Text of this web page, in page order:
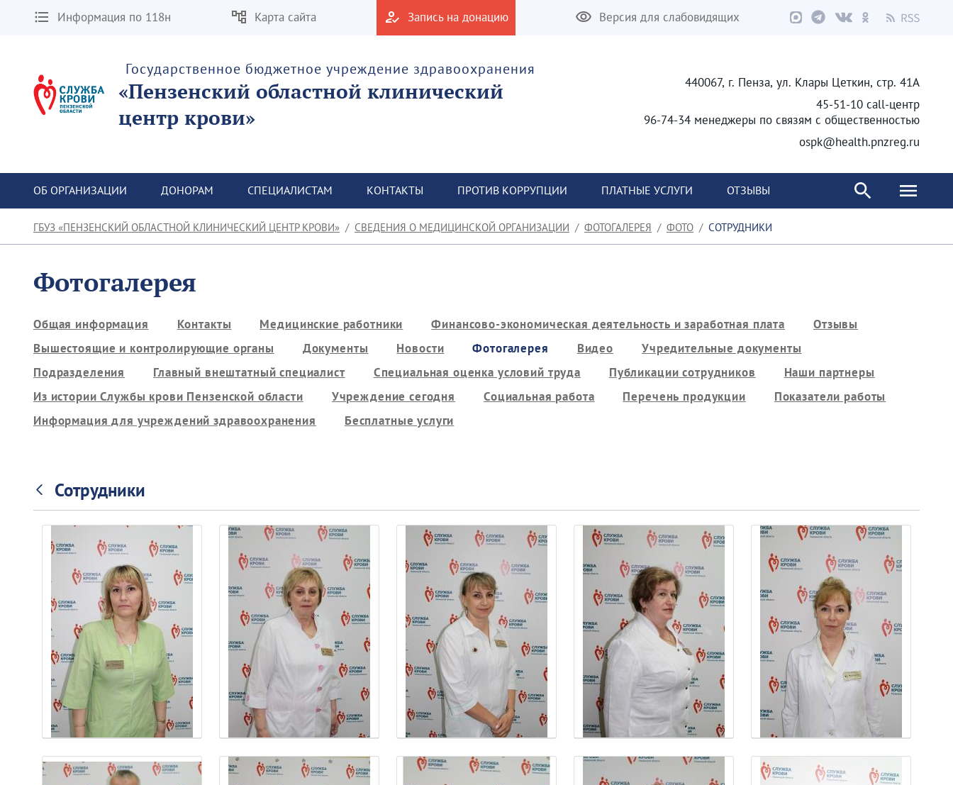
Информация по 118н Карта сайта Запись на донацию Версия для слабовидящих
Государственное бюджетное учреждение здравоохранения
«Пензенский областной клинический
центр крови»
440067, г. Пенза, ул. Клары Цеткин, стр. 41А
45-51-10 call-центр
96-74-34 менеджеры по связям с общественностью
ospk@health.pnzreg.ru
ОБ ОРГАНИЗАЦИИ ДОНОРАМ СПЕЦИАЛИСТАМ КОНТАКТЫ ПРОТИВ КОРРУПЦИИ ПЛАТНЫЕ УСЛУГИ ОТЗЫВЫ
ГБУЗ «ПЕНЗЕНСКИЙ ОБЛАСТНОЙ КЛИНИЧЕСКИЙ ЦЕНТР КРОВИ» СВЕДЕНИЯ О МЕДИЦИНСКОЙ ОРГАНИЗАЦИИ ФОТОГАЛЕРЕЯ ФОТО СОТРУДНИКИ
Фотогалерея
Общая информация Контакты Медицинские работники Финансово-экономическая деятельность и заработная плата
Отзывы
Вышестоящие и контролирующие органы
Документы Новости Фотогалерея Видео
Учредительные документы
Подразделения
Главный внештатный специалист Специальная оценка условий труда Публикации сотрудников
Наши партнеры
Из истории Службы крови Пензенской области
Учреждение сегодня Социальная работа Перечень продукции
Показатели работы
Информация для учреждений здравоохранения
Бесплатные услуги
Сотрудники